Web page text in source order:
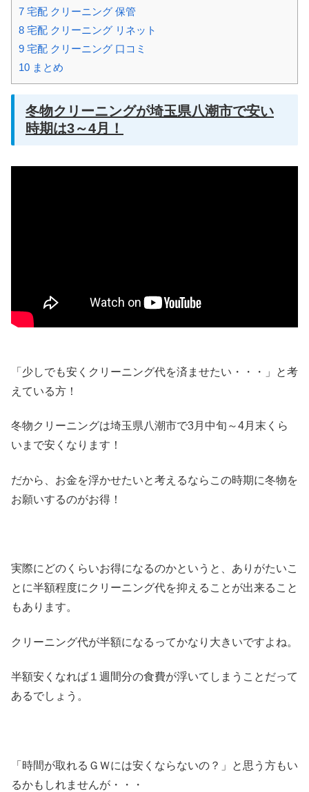
7 宅配 クリーニング 保管
8 宅配 クリーニング リネット
9 宅配 クリーニング 口コミ
10 まとめ
冬物クリーニングが埼玉県八潮市で安い
時期は3～4月！
「少しでも安くクリーニング代を済ませたい・・・」と考
えている方！
冬物クリーニングは埼玉県八潮市で3月中旬～4月末くら
いまで安くなります！
だから、お金を浮かせたいと考えるならこの時期に冬物を
お願いするのがお得！
実際にどのくらいお得になるのかというと、ありがたいこ
とに半額程度にクリーニング代を抑えることが出来ること
もあります。
クリーニング代が半額になるってかなり大きいですよね。
半額安くなれば１週間分の食費が浮いてしまうことだって
あるでしょう。
「時間が取れるＧＷには安くならないの？」と思う方もい
るかもしれませんが・・・